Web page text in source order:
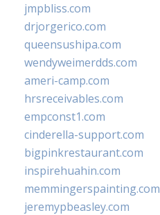
jmpbliss.com
drjorgerico.com
queensushipa.com
wendyweimerdds.com
ameri-camp.com
hrsreceivables.com
empconst1.com
cinderella-support.com
bigpinkrestaurant.com
inspirehuahin.com
memmingerspainting.com
jeremypbeasley.com